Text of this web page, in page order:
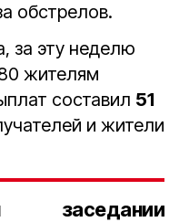
обстрелов.
за эту неделю
жителям
составил 51
и жители
заседании